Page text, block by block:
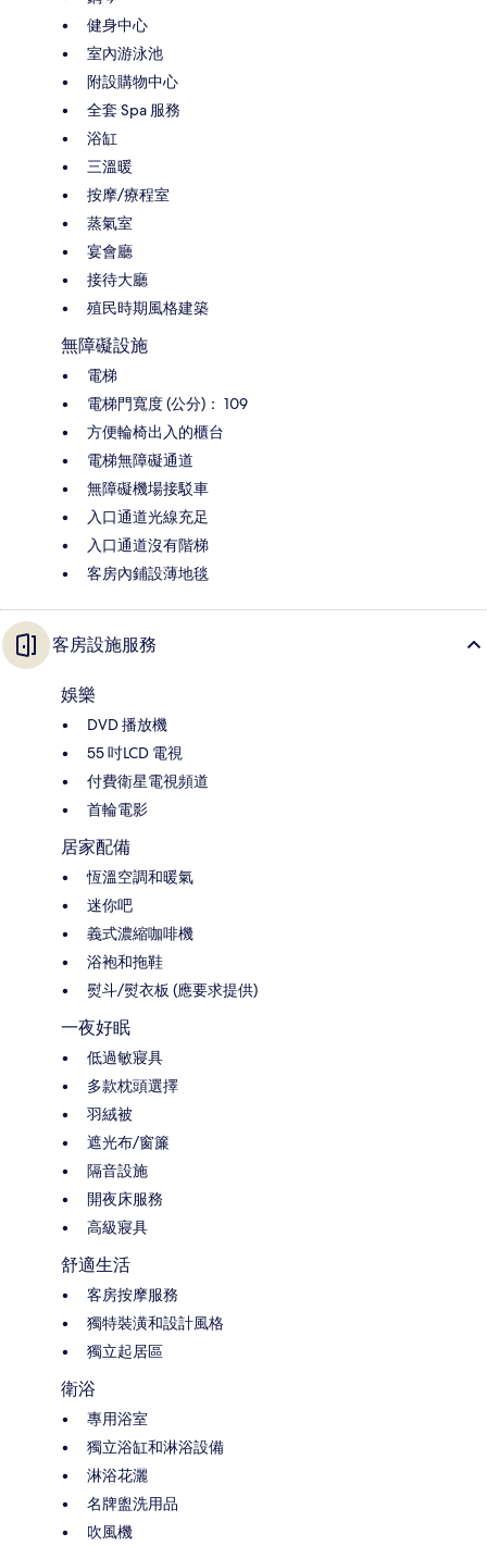
健身中心
室內游泳池
附設購物中心
全套 Spa 服務
浴缸
三溫暖
按摩/療程室
蒸氣室
宴會廳
接待大廳
殖民時期風格建築
無障礙設施
電梯
電梯門寬度 (公分)： 109
方便輪椅出入的櫃台
電梯無障礙通道
無障礙機場接駁車
入口通道光線充足
入口通道沒有階梯
客房內鋪設薄地毯
客房設施服務
娛樂
DVD 播放機
55 吋LCD 電視
付費衛星電視頻道
首輪電影
居家配備
恆溫空調和暖氣
迷你吧
義式濃縮咖啡機
浴袍和拖鞋
熨斗/熨衣板 (應要求提供)
一夜好眠
低過敏寢具
多款枕頭選擇
羽絨被
遮光布/窗簾
隔音設施
開夜床服務
高級寢具
舒適生活
客房按摩服務
獨特裝潢和設計風格
獨立起居區
衛浴
專用浴室
獨立浴缸和淋浴設備
淋浴花灑
名牌盥洗用品
吹風機